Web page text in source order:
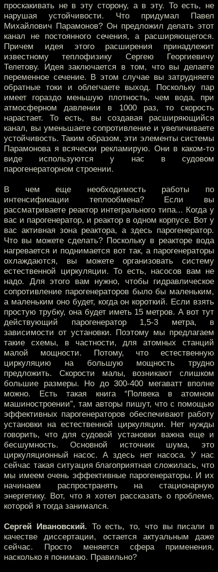
проскакивать не в эту сторону, а в эту. То есть, не
нарушая устойчивости. Что придумал Павел
Михайлович Парамонов? Он предложил делать этот
канал не постоянного сечения, а расширяющегося.
Причем идея этого расширения принадлежит
известному теплофизику Сергею Георгиевичу
Телетову. Идея заключается в том, что вы делаете
переменное сечение. В этом случае вы затрудняете
обратные токи и облегчаете выход. Поскольку пар
имеет гораздо меньшую плотность, чем вода, при
атмосферном давлении в 1000 раз, то скорость
нарастает. То есть, вы создавая расширяющийся
канал, вы уменьшаете сопротивление и увеличиваете
устойчивость. Таким образом, эти элементы системы
Парамонова я всячески рекламирую. Они в каком-то
виде используются у нас в судовом
парогенераторном строении.
В чем еще необходимость работы по
интенсификации теплообмена? Если вы
рассматриваете реактор интегрального типа... Когда у
вас и парогенератор, и реактор в одном корпусе. Вот у
вас активная зона реактора, а здесь парогенератор.
Что вы можете сделать? Поскольку в реакторе вода
нагревается и поднимается вот так, а парогенераторы
охлаждаются, вы можете организовать систему
естественной циркуляции. То есть, насосов вам не
надо. Для этого вам нужно, чтобы гидравлическое
сопротивление парогенераторов было бы маленьким,
а маленьким оно будет, когда он короткий. Если взять
простую трубку, она будет иметь 15 метров. А вот тут
действующий парогенератор 1,5-3 метра, в
зависимости от установки. Поэтому мы предлагаем
такие схемы, в частности, для атомных станций
малой мощности. Потому, что естественную
циркуляцию на большую мощность трудно
предложить. Скорости малы, возникают слишком
большие размеры. Но до 300-400 мегаватт вполне
можно. Есть такая книга “Полвека в атомном
машиностроении”, там авторы пишут, что с помощью
эффективных парогенераторов обеспечивают работу
установки на естественной циркуляции. Нет нужды
говорить, что для судовой установки важна еще и
бесшумность. Основной источник шума, это
циркуляционный насос. А здесь нет насоса. У нас
сейчас такая ситуация благоприятная сложилась, что
мы имеем очень эффективные парогенераторы. И их
начинаем распространять на стационарную
энергетику. Вот, что я хотел рассказать о проблеме,
которой я тогда занимался.
Сергей Ивановский. То есть, то, что вы писали в
качестве диссертации, остается актуальным даже
сейчас. Просто меняется сфера применения,
насколько я понимаю. Правильно?